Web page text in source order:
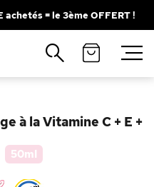
= le 3ème OFFERT !
à la Vitamine C + E +
50ml
Fermer
Rouge à Lèvres